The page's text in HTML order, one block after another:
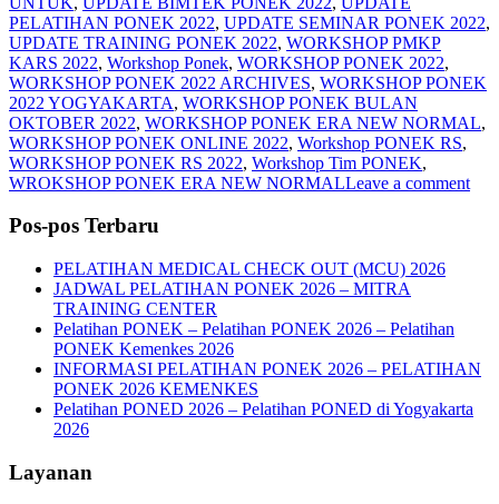
PELATIHAN PONEK 2022, UPDATE SEMINAR PONEK 2022,
UPDATE TRAINING PONEK 2022, WORKSHOP PMKP
KARS 2022, Workshop Ponek, WORKSHOP PONEK 2022,
WORKSHOP PONEK 2022 ARCHIVES, WORKSHOP PONEK
2022 YOGYAKARTA, WORKSHOP PONEK BULAN
OKTOBER 2022, WORKSHOP PONEK ERA NEW NORMAL,
WORKSHOP PONEK ONLINE 2022, Workshop PONEK RS,
WORKSHOP PONEK RS 2022, Workshop Tim PONEK,
WROKSHOP PONEK ERA NEW NORMALLeave a comment
Pos-pos Terbaru
PELATIHAN MEDICAL CHECK OUT (MCU) 2026
JADWAL PELATIHAN PONEK 2026 – MITRA
TRAINING CENTER
Pelatihan PONEK – Pelatihan PONEK 2026 – Pelatihan
PONEK Kemenkes 2026
INFORMASI PELATIHAN PONEK 2026 – PELATIHAN
PONEK 2026 KEMENKES
Pelatihan PONED 2026 – Pelatihan PONED di Yogyakarta
2026
Layanan